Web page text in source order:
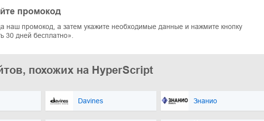
промокод
наш промокод, а затем укажите необходимые данные и нажмите кнопку
30 дней бесплатно».
похожих на HyperScript
Davines Знанио